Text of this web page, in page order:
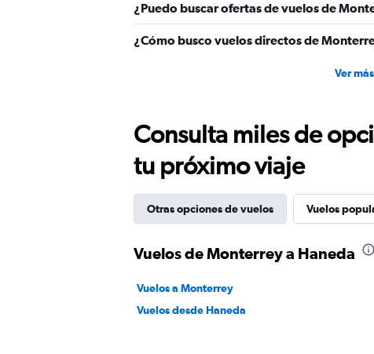
¿Puedo buscar ofertas de vuelos de
¿Cómo busco vuelos directos de
Ver
Consulta miles de
tu próximo viaje
Otras opciones de vuelos Vuelos
Vuelos de Monterrey a Haneda
Vuelos a Monterrey
Vuelos desde Haneda